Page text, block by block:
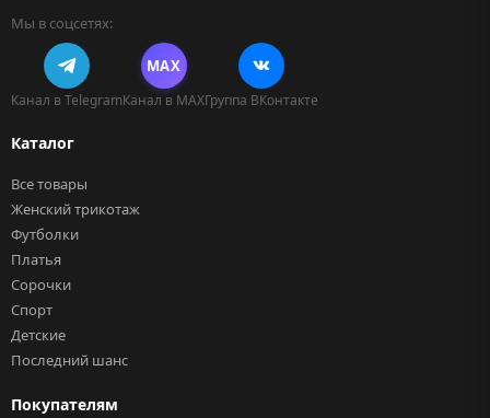
Мы в соцсетях:
Канал в Telegram
MAX
Канал в MAXГруппа ВКонтакте
Каталог
Все товары
Женский трикотаж
Футболки
Платья
Сорочки
Спорт
Детские
Последний шанс
Покупателям